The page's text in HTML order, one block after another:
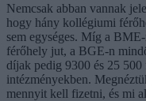
Nemcsak abban vannak
hogy hány kollégiumi
sem egységes. Míg a
férőhely jut, a BGE-n
díjak pedig 9300 és 25
intézményekben.
mennyit kell fizetni, és mi